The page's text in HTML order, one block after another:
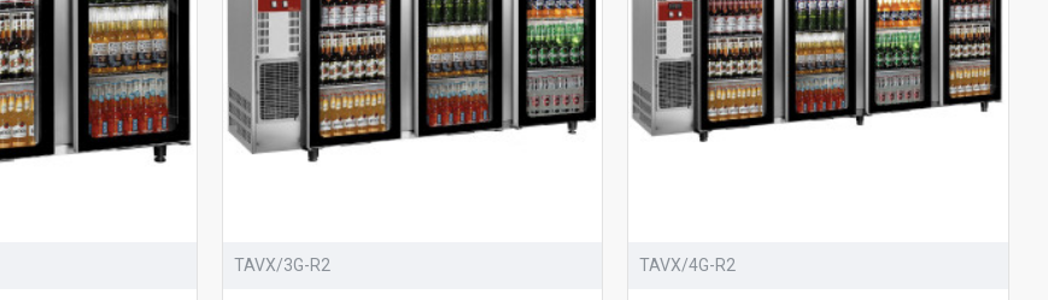
TAVX/3G-R2 TAVX/4G-R2